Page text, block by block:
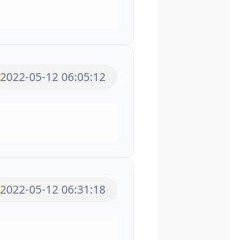
2022-05-12 06:05:12
2022-05-12 06:31:18